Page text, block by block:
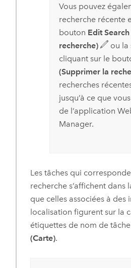
Vous pouvez
recherche récente
bouton Edit
recherche)
ou la
cliquant sur le
(Supprimer la
recherches
jusqu’à ce que
de l’application
Manager.
Les tâches qui
recherche s’affichent dans
que celles associées à des
localisation figurent sur la
étiquettes de nom de
(Carte).